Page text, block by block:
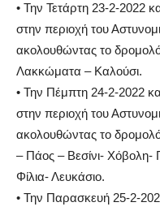
• Την Τετάρτη 23-2-2022
στην περιοχή του
ακολουθώντας το
Λακκώματα – Καλούσι.
• Την Πέμπτη 24-2-2022
στην περιοχή του
ακολουθώντας το
– Πάος – Βεσίνι- Χόβολη-
Φίλια- Λευκάσιο.
• Την Παρασκευή 25-2-